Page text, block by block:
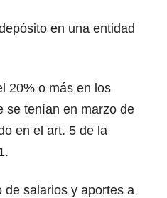
en una entidad
20% o más en los
se tenían en marzo de
en el art. 5 de la
salarios y aportes a